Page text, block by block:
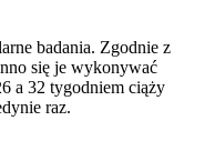
badania. Zgodnie z
się je wykonywać
a 32 tygodniem ciąży
raz.